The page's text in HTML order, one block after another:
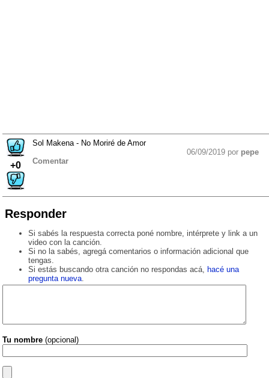
+0
Sol Makena - No Moriré de Amor
06/09/2019 por pepe
Comentar
Responder
Si sabés la respuesta correcta poné nombre, intérprete y link a un
video con la canción.
Si no la sabés, agregá comentarios o información adicional que
tengas.
Si estás buscando otra canción no respondas acá, hacé una
pregunta nueva.
Tu nombre (opcional)